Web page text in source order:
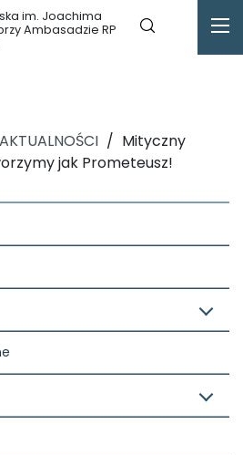
im. Joachima
Ambasadzie RP
AKTUALNOŚCI / Mityczny
jak Prometeusz!